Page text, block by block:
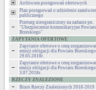
Archiwum postępowań ofertowych
Plan postępowań o udzielenie
publicznego
Przetarg nieograniczony na zadanie pn.
"Ubezpieczenie komunikacyjne Powiatu
Brzeskiego"
ZAPYTANIA OFERTOWE
Zapytanie ofertowe o cenę
emisji obligacji dla Powiatu
29.05.2018r.
Zapytanie ofertowe o cenę
emisji obligacji dla Powiatu
3.07.2018r.
RZECZY ZNALEZIONE
Biuro Rzeczy Znalezionych 2018-2019